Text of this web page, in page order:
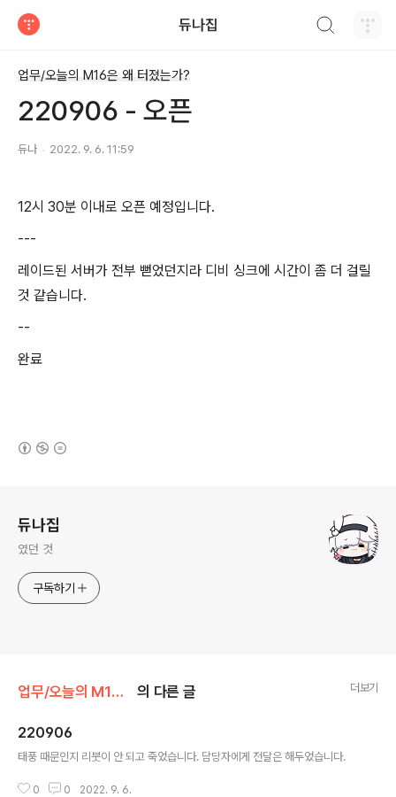
듀나집
업무/오늘의 M16은 왜 터졌는가?
220906 - 오픈
듀나 2022. 9. 6. 11:59
12시 30분 이내로 오픈 예정입니다.
---
레이드된 서버가 전부 뻗었던지라 디비 싱크에 시간이 좀 더 걸릴
것 같습니다.
--
완료
듀나집
였던 것
구독하기
업무/오늘의 M16은 왜 터졌는가? 의 다른 글 더보기
220906
태풍 때문인지 리붓이 안 되고 죽었습니다. 담당자에게 전달은 해두었습니다.
0 0 2022. 9. 6.